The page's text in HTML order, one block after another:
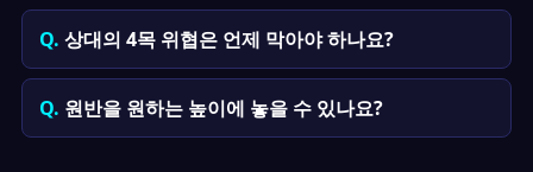
상대의 4목 위협은 언제 막아야 하나요?
원반을 원하는 높이에 놓을 수 있나요?